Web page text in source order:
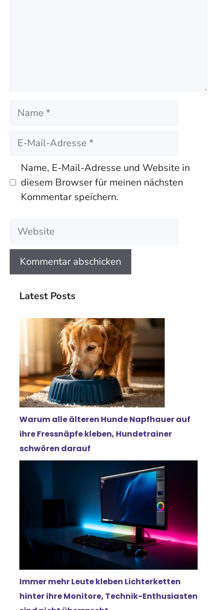
Name
E-
Adresse
Name, E-Mail-Adresse und Website in
diesem Browser für meinen nächsten
Kommentar speichern.
Website
Latest Posts
Warum alle älteren Hunde Napfhauer auf
ihre Fressnäpfe kleben, Hundetrainer
schwören darauf
Immer mehr Leute kleben Lichterketten
hinter ihre Monitore, Technik-Enthusiasten